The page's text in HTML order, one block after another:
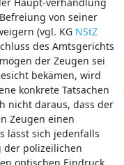
von seiner
(vgl. KG NStZ
des Amtsgerichts
der Zeugen sei
bekämen, wird
konkrete Tatsachen
nicht daraus, dass der
Zeugen einen
lässt sich jedenfalls
der polizeilichen
optischen Eindruck